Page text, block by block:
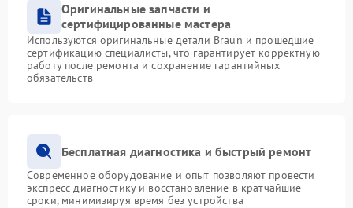
Оригинальные запчасти и
сертифицированные мастера
Используются оригинальные детали Braun и прошедшие
сертификацию специалисты, что гарантирует корректную
работу после ремонта и сохранение гарантийных
обязательств
Бесплатная диагностика и быстрый ремонт
Современное оборудование и опыт позволяют провести
экспресс-диагностику и восстановление в кратчайшие
сроки, минимизируя время без устройства